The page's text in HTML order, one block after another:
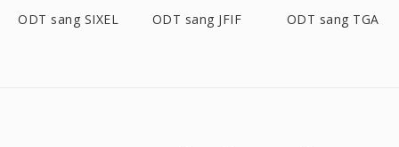
ODT sang SIXEL ODT sang JFIF ODT sang TGA